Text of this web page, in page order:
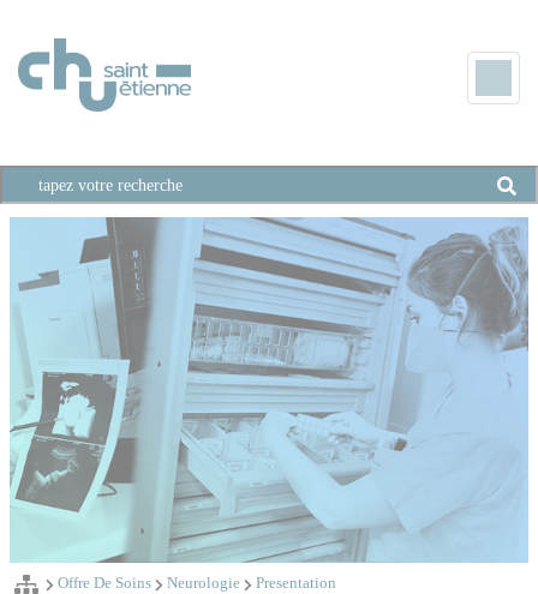
Offre De Soins Neurologie Presentation